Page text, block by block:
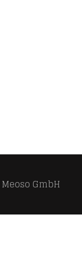
Meoso GmbH